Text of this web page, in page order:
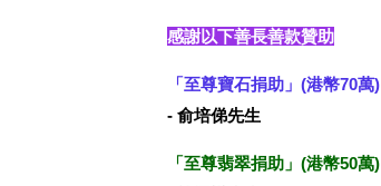
感謝以下善長善款贊助
「至尊寶石捐助」(港幣70萬)
- 俞培俤先生
「至尊翡翠捐助」(港幣50萬)